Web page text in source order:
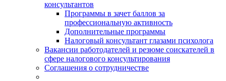
консультантов
Программы в зачет баллов за
профессиональную активность
Дополнительные программы
Налоговый консультант глазами психолога
Вакансии работодателей и резюме соискателей в
сфере налогового консультирования
Соглашения о сотрудничестве